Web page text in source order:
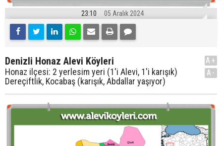
23:10 05 Aralık 2024
Denizli Honaz Alevi Köyleri
Honaz ilçesi: 2 yerlesim yeri (1'i Alevi, 1'i karışık)
Dereçiftlik, Kocabaş (karışık, Abdallar yaşıyor)
A+
A-